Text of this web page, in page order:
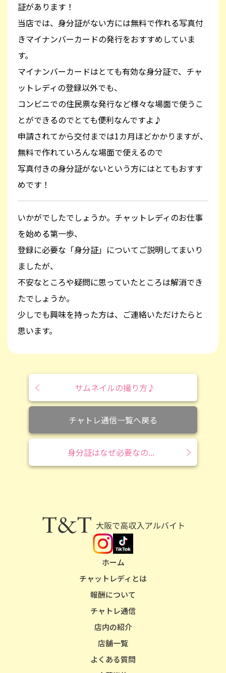
証があります！
当店では、身分証がない方には無料で作れる写真付
きマイナンバーカードの発行をおすすめしていま
す。
マイナンバーカードはとても有効な身分証で、チャ
ットレディの登録以外でも、
コンビニでの住民票な発行など様々な場面で使うこ
とができるのでとても便利なんですよ♪
申請されてから交付までは1カ月ほどかかりますが、
無料で作れていろんな場面で使えるので
写真付きの身分証がないという方にはとてもおすす
めです！
いかがでしたでしょうか。チャットレディのお仕事
を始める第一歩、
登録に必要な「身分証」についてご説明してまいり
ましたが、
不安なところや疑問に思っていたところは解消でき
たでしょうか。
少しでも興味を持った方は、ご連絡いただけたらと
思います。
サムネイルの撮り方♪
チャトレ通信一覧へ戻る
身分証はなぜ必要なの...
安全性NO.1の大阪チャットレディなら
ホーム
チャットレディとは
報酬について
チャトレ通信
店内の紹介
店舗一覧
よくある質問